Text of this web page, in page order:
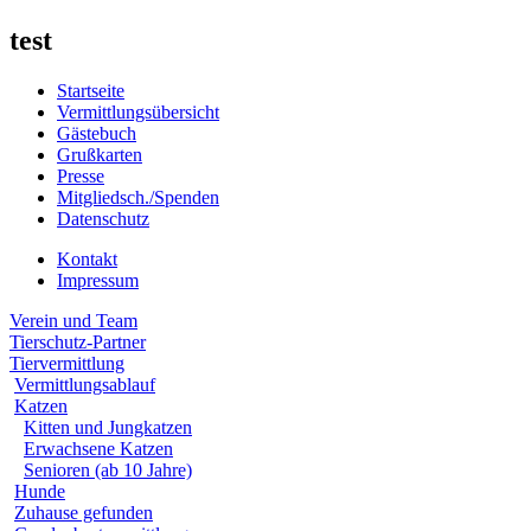
test
Startseite
Vermittlungsübersicht
Gästebuch
Grußkarten
Presse
Mitgliedsch./Spenden
Datenschutz
Kontakt
Impressum
Verein und Team
Tierschutz-Partner
Tiervermittlung
Vermittlungsablauf
Katzen
Kitten und Jungkatzen
Erwachsene Katzen
Senioren (ab 10 Jahre)
Hunde
Zuhause gefunden